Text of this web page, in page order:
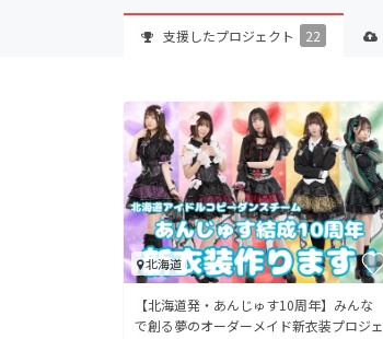
支援したプロジェクト 22
北海道
【北海道発・あんじゅす10周年】みんな
で創る夢のオーダーメイド新衣装プロジェ